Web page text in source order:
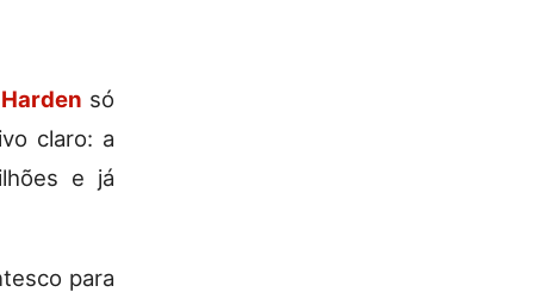
só
claro: a
e já
para